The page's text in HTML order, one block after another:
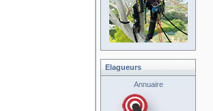
Elagueurs
Annuaire